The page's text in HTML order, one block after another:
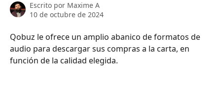
Escrito por Maxime A
10 de octubre de 2024
Qobuz le ofrece un amplio abanico de formatos de
audio para descargar sus compras a la carta, en
función de la calidad elegida.